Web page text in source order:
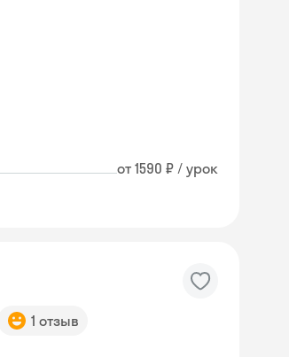
от 1590 ₽ / урок
1 отзыв